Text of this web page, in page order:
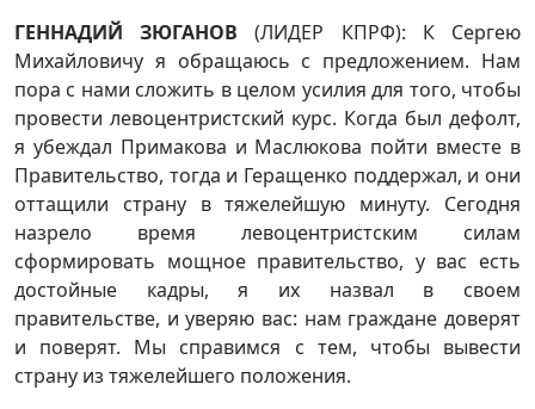
ГЕННАДИЙ ЗЮГАНОВ (ЛИДЕР КПРФ): К Сергею
Михайловичу я обращаюсь с предложением. Нам
пора с нами сложить в целом усилия для того, чтобы
провести левоцентристский курс. Когда был дефолт,
я убеждал Примакова и Маслюкова пойти вместе в
Правительство, тогда и Геращенко поддержал, и они
оттащили страну в тяжелейшую минуту. Сегодня
назрело время левоцентристским силам
сформировать мощное правительство, у вас есть
достойные кадры, я их назвал в своем
правительстве, и уверяю вас: нам граждане доверят
и поверят. Мы справимся с тем, чтобы вывести
страну из тяжелейшего положения.